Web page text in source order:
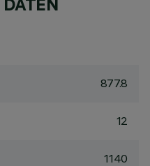
877.8
12
1140